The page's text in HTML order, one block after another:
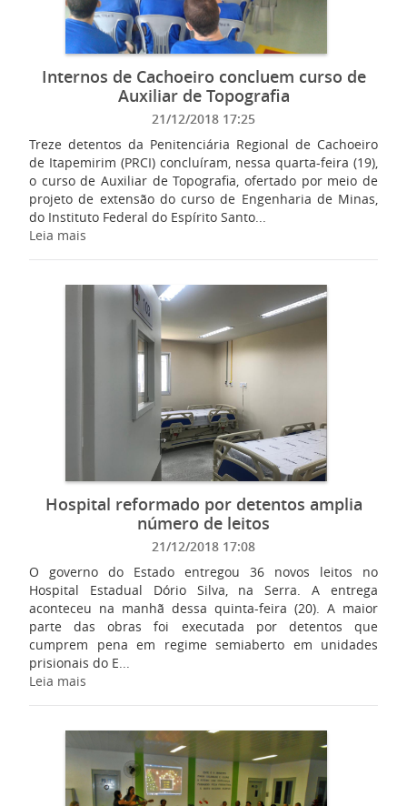
Internos de Cachoeiro concluem curso de
Auxiliar de Topografia
21/12/2018 17:25
Treze detentos da Penitenciária Regional de Cachoeiro
de Itapemirim (PRCI) concluíram, nessa quarta-feira (19),
o curso de Auxiliar de Topografia, ofertado por meio de
projeto de extensão do curso de Engenharia de Minas,
do Instituto Federal do Espírito Santo...
Leia mais
Hospital reformado por detentos amplia
número de leitos
21/12/2018 17:08
O governo do Estado entregou 36 novos leitos no
Hospital Estadual Dório Silva, na Serra. A entrega
aconteceu na manhã dessa quinta-feira (20). A maior
parte das obras foi executada por detentos que
cumprem pena em regime semiaberto em unidades
prisionais do E...
Leia mais